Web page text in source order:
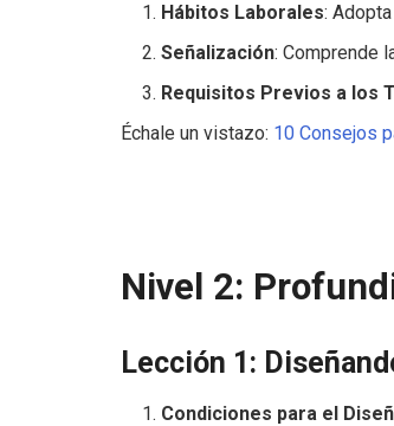
Hábitos Laborales:
Señalización: Comprende
Requisitos Previos a los
Échale un vistazo: 10 Consejos
Nivel 2:
Lección 1:
Condiciones para el